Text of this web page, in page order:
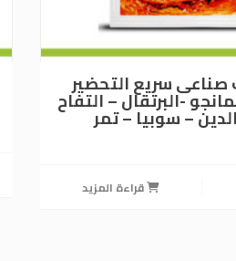
سريع التحضير
-البرتقال – التفاح
– سوبيا – تمر
قراءة المزيد